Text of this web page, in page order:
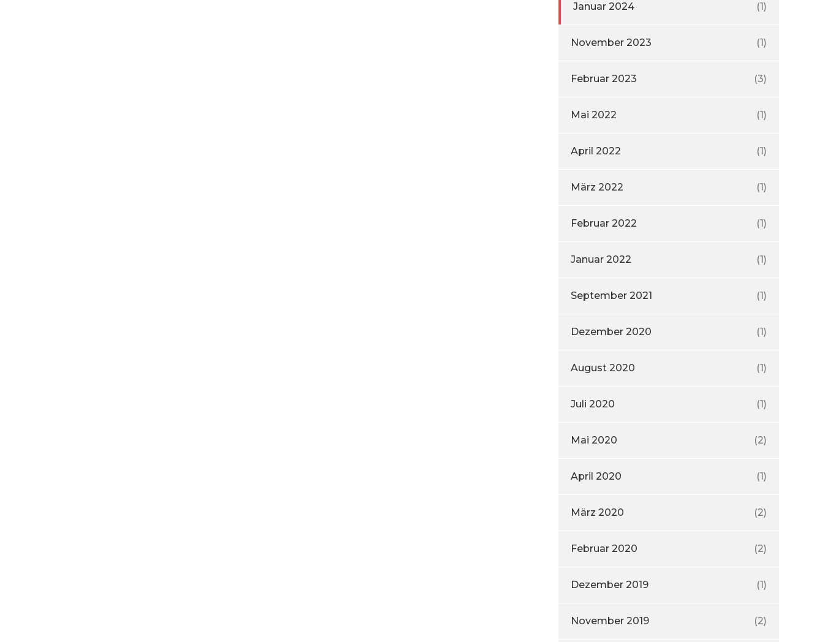
Januar 2024 (1)
November 2023 (1)
Februar 2023 (3)
Mai 2022 (1)
April 2022 (1)
März 2022 (1)
Februar 2022 (1)
Januar 2022 (1)
September 2021 (1)
Dezember 2020 (1)
August 2020 (1)
Juli 2020 (1)
Mai 2020 (2)
April 2020 (1)
März 2020 (2)
Februar 2020 (2)
Dezember 2019 (1)
November 2019 (2)